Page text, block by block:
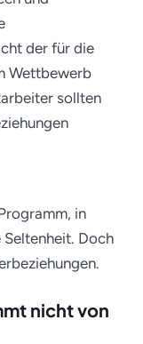
der für die
Wettbewerb
sollten
in
Seltenheit. Doch
nicht von